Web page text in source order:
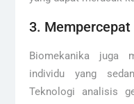
3.
Biomekanika juga
individu yang
Teknologi analisis